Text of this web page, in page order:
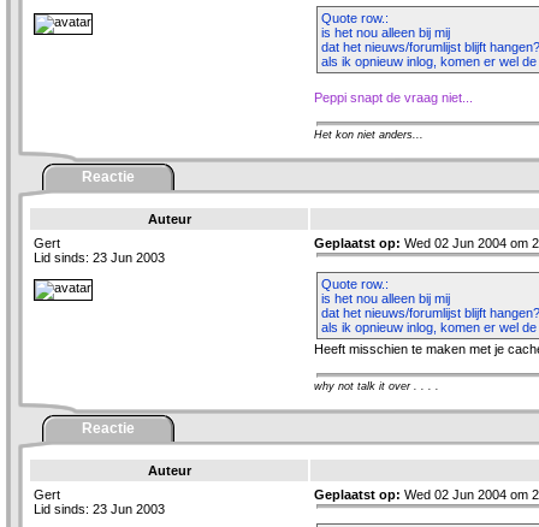
Quote row.:
is het nou alleen bij mij
dat het nieuws/forumlijst blijft hangen?
als ik opnieuw inlog, komen er wel
Peppi snapt de vraag niet...
Het kon niet anders...
Reactie
Auteur
Gert
Lid sinds: 23 Jun 2003
Geplaatst op: Wed 02 Jun 2004 om
Quote row.:
is het nou alleen bij mij
dat het nieuws/forumlijst blijft hangen?
als ik opnieuw inlog, komen er wel
Heeft misschien te maken met je
why not talk it over . . . .
Reactie
Auteur
Gert
Lid sinds: 23 Jun 2003
Geplaatst op: Wed 02 Jun 2004 om